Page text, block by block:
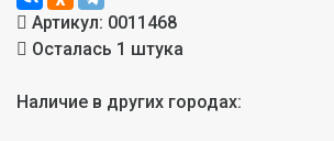
Артикул: 0011468
Осталась 1 штука
Наличие в других городах: